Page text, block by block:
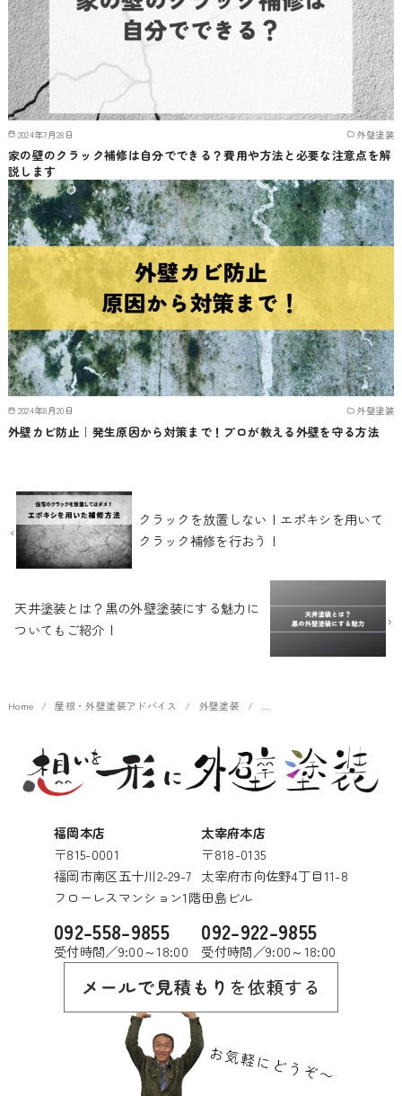
2024年7月28日 外壁塗装
家の壁のクラック補修は自分でできる？費用や方法と必要な注意点を解
説します
2024年8月20日 外壁塗装
外壁カビ防止｜発生原因から対策まで！プロが教える外壁を守る方法
クラックを放置しない！エポキシを用いて
クラック補修を行おう！
天井塗装とは？黒の外壁塗装にする魅力に
ついてもご紹介！
Home 屋根・外壁塗装アドバイス 外壁塗装
福岡本店
〒815-0001
福岡市南区五十川2-29-7
フローレスマンション1階
092-558-9855
受付時間／9:00～18:00
太宰府本店
〒818-0135
太宰府市向佐野4丁目11-8
田島ビル
092-922-9855
受付時間／9:00～18:00